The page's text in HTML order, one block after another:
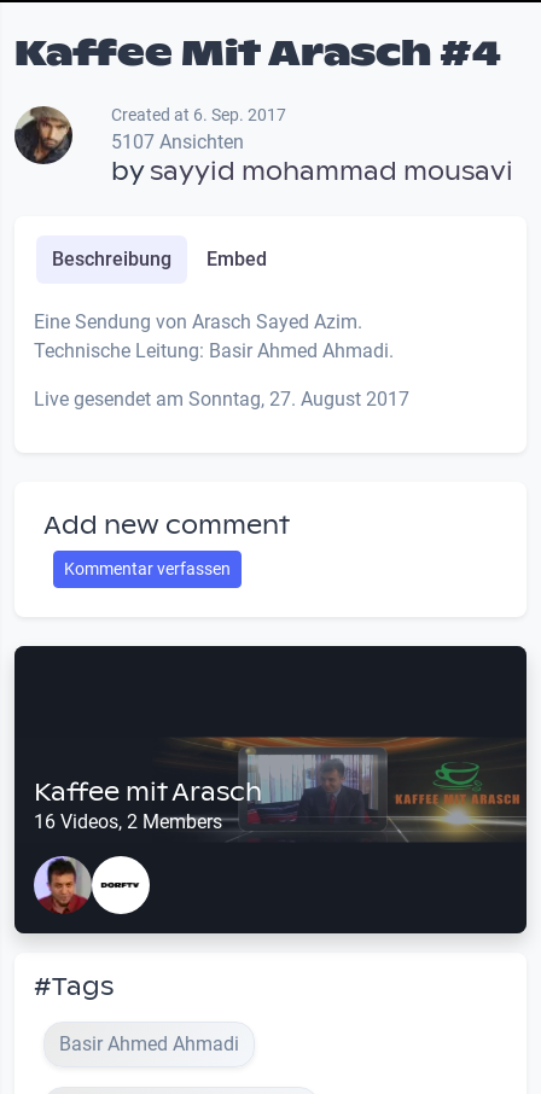
Kaffee Mit Arasch #4
Created at 6. Sep. 2017
5107 Ansichten
bysayyid mohammad mousavi
Beschreibung Embed
Eine Sendung von Arasch Sayed Azim.
Technische Leitung: Basir Ahmed Ahmadi.
Live gesendet am Sonntag, 27. August 2017
Add new comment
Kommentar verfassen
Kaffee mit Arasch
16 Videos, 2 Members
#Tags
Basir Ahmed Ahmadi